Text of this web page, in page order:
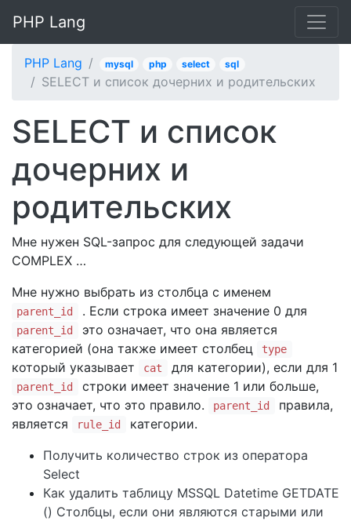
PHP Lang
PHP Lang mysql php select sql
SELECT и список дочерних и родительских
SELECT и список
дочерних и
родительских
Мне нужен SQL-запрос для следующей задачи
COMPLEX …
Мне нужно выбрать из столбца с именем
parent_id . Если строка имеет значение 0 для
parent_id
это означает, что она является
категорией (она также имеет столбец
type
который указывает cat для категории), если для 1
parent_id
строки имеет значение 1 или больше,
это означает, что это правило.
parent_id
правила,
является
rule_id
категории.
Получить количество строк из оператора
Select
Как удалить таблицу MSSQL Datetime GETDATE
() Столбцы, если они являются старыми или